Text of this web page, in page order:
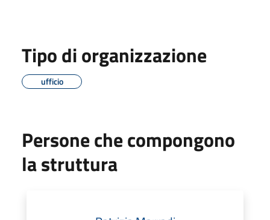
Tipo di organizzazione
ufficio
Persone che compongono
la struttura